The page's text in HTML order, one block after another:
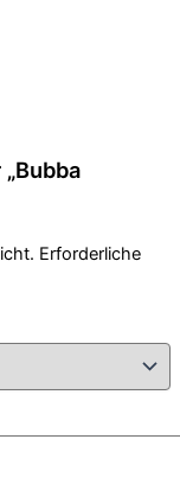
Erforderliche